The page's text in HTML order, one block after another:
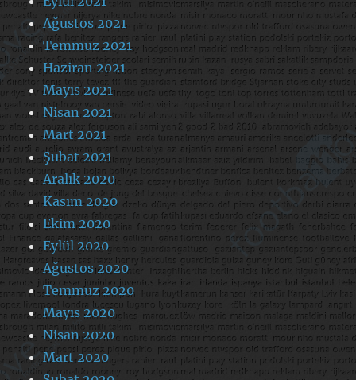
Ağustos 2021
Temmuz 2021
Haziran 2021
Mayıs 2021
Nisan 2021
Mart 2021
Şubat 2021
Aralık 2020
Kasım 2020
Ekim 2020
Eylül 2020
Ağustos 2020
Temmuz 2020
Mayıs 2020
Nisan 2020
Mart 2020